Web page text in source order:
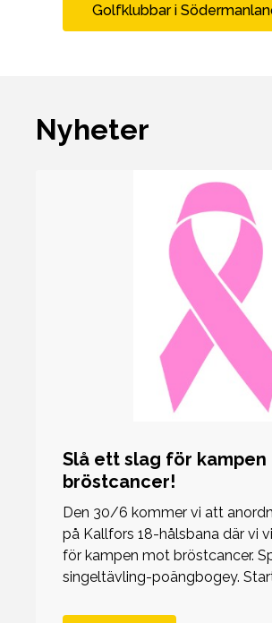
Golfklubbar i
Nyheter
Slå ett slag för kampen
bröstcancer!
Den 30/6 kommer vi att
på Kallfors 18-hålsbana där vi
för kampen mot bröstcancer.
singeltävling-poängbogey.